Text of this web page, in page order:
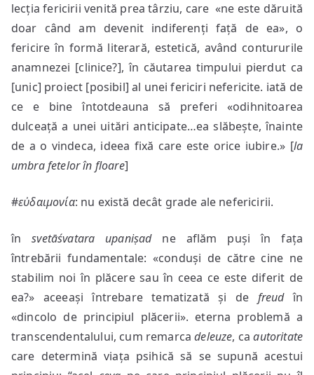
lecția fericirii venită prea târziu, care «ne este dăruită
doar când am devenit indiferenți față de ea», o
fericire în formă literară, estetică, având contururile
anamnezei [clinice?], în căutarea timpului pierdut ca
[unic] proiect [posibil] al unei fericiri nefericite. iată de
ce e bine întotdeauna să preferi «odihnitoarea
dulceață a unei uitări anticipate…ea slăbește, înainte
de a o vindeca, ideea fixă care este orice iubire.» [la
umbra fetelor în floare]
#εὐδαιμονία: nu există decât grade ale nefericirii.
însvetāśvatara upaniṣad ne aflăm puși în fața
întrebării fundamentale: «conduși de către cine ne
stabilim noi în plăcere sau în ceea ce este diferit de
ea?» aceeași întrebare tematizată și de freudîn
«dincolo de principiul plăcerii». eterna problemă a
transcendentalului, cum remarcadeleuze, caautoritate
care determină viața psihică să se supună acestui